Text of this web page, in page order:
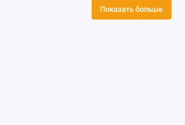
Показать больше